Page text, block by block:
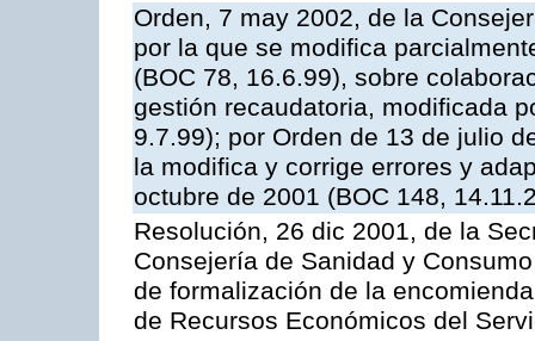
Orden, 7 may 2002, de la
por la que se modifica
(BOC 78, 16.6.99), sobre
gestión recaudatoria, modificada
9.7.99); por Orden de 13 de julio
la modifica y corrige errores y
octubre de 2001 (BOC 148,
Resolución, 26 dic 2001, de la
Consejería de Sanidad y
de formalización de la
de Recursos Económicos del